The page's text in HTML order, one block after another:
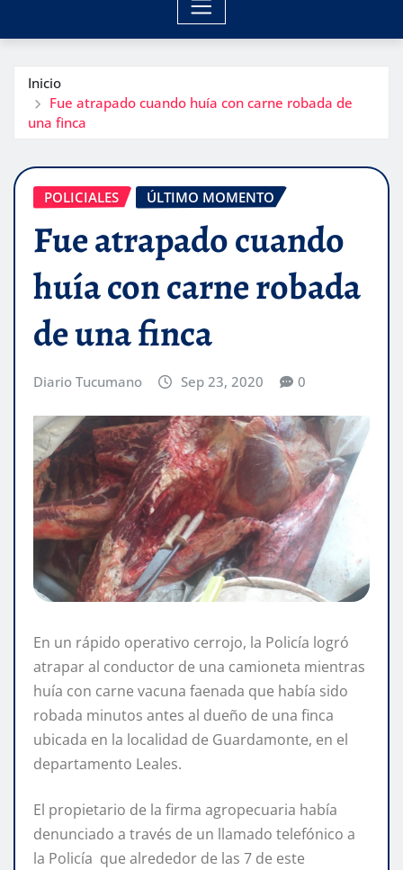
Inicio
Fue atrapado cuando huía con carne robada de
una finca
POLICIALES ÚLTIMO MOMENTO
Fue atrapado cuando
huía con carne robada
de una finca
Diario Tucumano Sep 23, 2020 0
En un rápido operativo cerrojo, la Policía logró
atrapar al conductor de una camioneta mientras
huía con carne vacuna faenada que había sido
robada minutos antes al dueño de una finca
ubicada en la localidad de Guardamonte, en el
departamento Leales.
El propietario de la firma agropecuaria había
denunciado a través de un llamado telefónico a
la Policía que alrededor de las 7 de este